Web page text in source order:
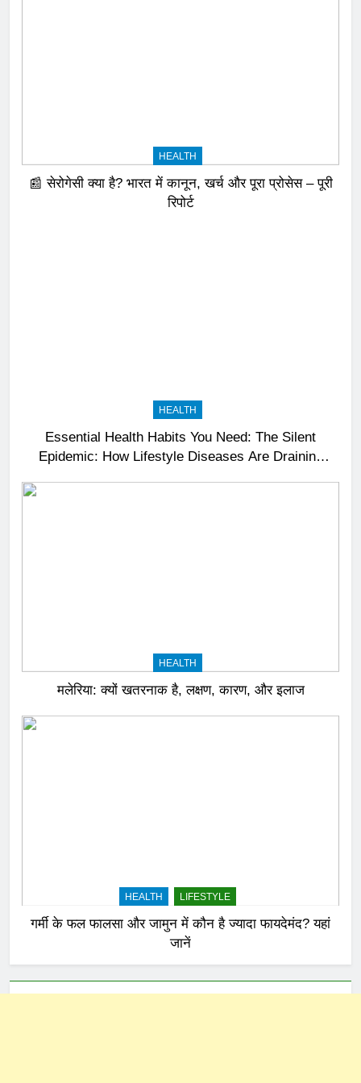
HEALTH
📰 सेरोगेसी क्या है? भारत में कानून, खर्च और पूरा प्रोसेस – पूरी
रिपोर्ट
HEALTH
Essential Health Habits You Need: The Silent
Epidemic: How Lifestyle Diseases Are Draining
HEALTH
मलेरिया: क्यों खतरनाक है, लक्षण, कारण, और इलाज
HEALTH LIFESTYLE
गर्मी के फल फालसा और जामुन में कौन है ज्यादा फायदेमंद? यहां
जानें